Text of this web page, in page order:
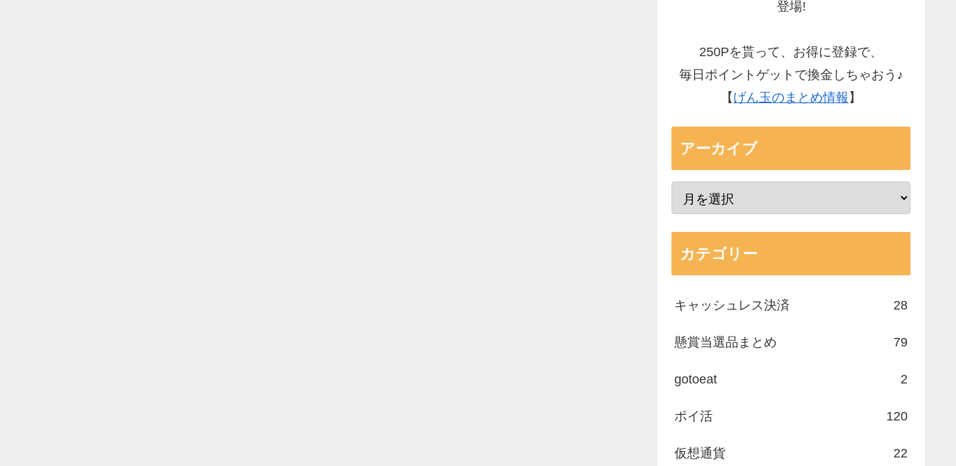
登場!
250Pを貰って、お得に登録で、
毎日ポイントゲットで換金しちゃおう♪
【 げん玉のまとめ情報 】
アーカイブ
カテゴリー
キャッシュレス決済 28
懸賞当選品まとめ 79
gotoeat 2
ポイ活 120
仮想通貨 22